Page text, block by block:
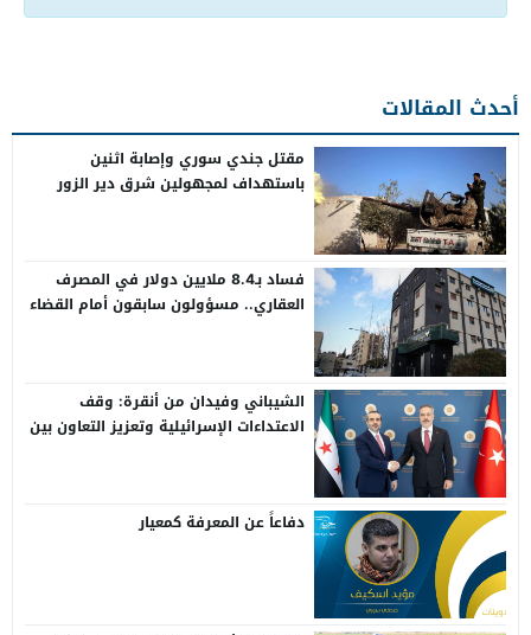
أحدث المقالات
مقتل جندي سوري وإصابة اثنين
باستهداف لمجهولين شرق دير الزور
فساد بـ8.4 ملايين دولار في المصرف
العقاري.. مسؤولون سابقون أمام القضاء
الشيباني وفيدان من أنقرة: وقف
الاعتداءات الإسرائيلية وتعزيز التعاون بين
دفاعاً عن المعرفة كمعيار